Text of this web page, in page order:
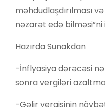
məhdudlaşdırılması
nəzarət edə bilməsi”ni
Hazırda Sunakdan
-İnflyasiya dərəcəsi
sonra vergiləri